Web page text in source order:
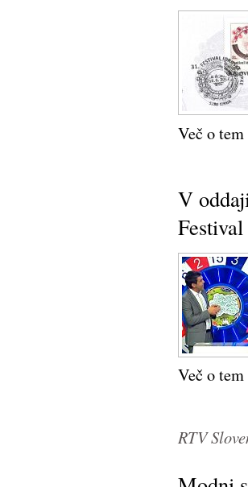
Več o tem
V
Več o tem
RTV